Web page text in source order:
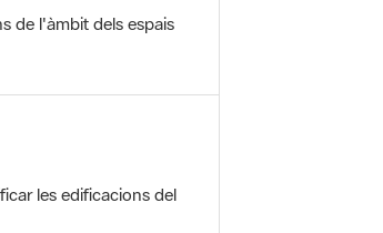
de l'àmbit dels espais
les edificacions del